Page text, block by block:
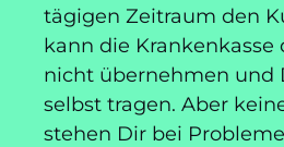
tägigen Zeitraum den
kann die Krankenkasse
nicht übernehmen und
selbst tragen. Aber
stehen Dir bei